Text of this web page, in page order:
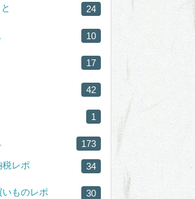
24
10
17
42
1
173
レポ 34
いものレポ 30